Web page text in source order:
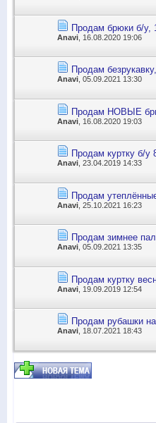
Продам брюки б/у,
Anavi , 16.08.2020 19:06
Продам
Anavi , 05.09.2021 13:30
Продам НОВЫЕ
Anavi , 16.08.2020 19:03
Продам куртку б/у
Anavi , 23.04.2019 14:33
Продам
Anavi , 25.10.2021 16:23
Продам зимнее
Anavi , 05.09.2021 13:35
Продам куртку
Anavi , 19.09.2019 12:54
Продам рубашки
Anavi , 18.07.2021 18:43